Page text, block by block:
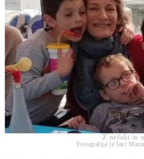
Z nečaki in
Fotografija je last